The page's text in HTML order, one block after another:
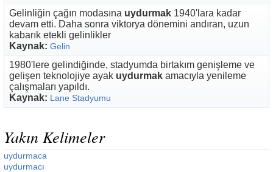
Gelinliğin çağın modasına uydurmak 1940'lara kadar
devam etti. Daha sonra viktorya dönemini andıran, uzun
kabarık etekli gelinlikler
Kaynak: Gelin
1980'lere gelindiğinde, stadyumda birtakım genişleme ve
gelişen teknolojiye ayak uydurmak amacıyla yenileme
çalışmaları yapıldı.
Kaynak: Lane Stadyumu
Yakın Kelimeler
uydurmaca
uydurmacı